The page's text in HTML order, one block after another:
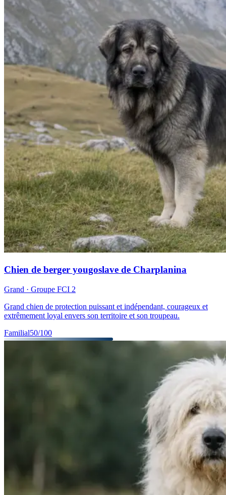
Chien de berger yougoslave de Charplanina
Grand · Groupe FCI 2
Grand chien de protection puissant et indépendant, courageux et
extrêmement loyal envers son territoire et son troupeau.
Familial50/100